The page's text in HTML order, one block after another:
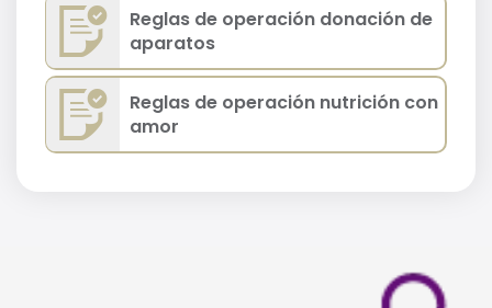
Reglas de operación donación de
aparatos
Reglas de operación nutrición con
amor